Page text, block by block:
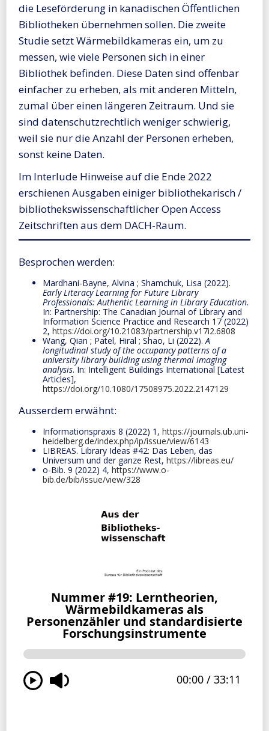
die Leseförderung in kanadischen Öffentlichen
Bibliotheken übernehmen sollen. Die zweite
Studie setzt Wärmebildkameras ein, um zu
messen, wie viele Personen sich in einer
Bibliothek befinden. Diese Daten sind offenbar
einfacher zu erheben, als mit anderen Mitteln,
zumal über einen längeren Zeitraum. Und sie
sind datenschutzrechtlich weniger schwierig,
weil sie nur die Anzahl der Personen erheben,
sonst keine Daten.
Im Interlude Hinweise auf die Ende 2022
erschienen Ausgaben einiger bibliothekarisch /
bibliothekswissenschaftlicher Open Access
Zeitschriften aus dem DACH-Raum.
Besprochen werden:
Mardhani-Bayne, Alvina ; Shamchuk, Lisa (2022).
Early Literacy Learning for Future Library
Professionals: Authentic Learning in Library Education.
In: Partnership: The Canadian Journal of Library and
Information Science Practice and Research 17 (2022)
2, https://doi.org/10.21083/partnership.v17i2.6808
Wang, Qian ; Patel, Hiral ; Shao, Li (2022). A
longitudinal study of the occupancy patterns of a
university library building using thermal imaging
analysis. In: Intelligent Buildings International [Latest
Articles],
https://doi.org/10.1080/17508975.2022.2147129
Ausserdem erwähnt:
Informationspraxis 8 (2022) 1, https://journals.ub.uni-
heidelberg.de/index.php/ip/issue/view/6143
LIBREAS. Library Ideas #42: Das Leben, das
Universum und der ganze Rest, https://libreas.eu/
o-Bib. 9 (2022) 4, https://www.o-
bib.de/bib/issue/view/328